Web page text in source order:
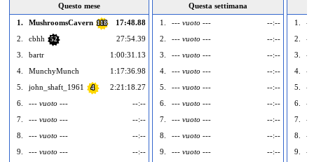
Questo mese
1.
MushroomsCavern 118
17:48.88
2.
cbhh 52
27:54.39
3.
bartr
1:00:31.13
4.
MunchyMunch
1:17:36.98
5.
john_shaft_1961 4
2:21:18.27
6.
--- vuoto ---
--:--
7.
--- vuoto ---
--:--
8.
--- vuoto ---
--:--
9.
--- vuoto ---
--:--
Questa settimana
1.
--- vuoto ---
--:--
2.
--- vuoto ---
--:--
3.
--- vuoto ---
--:--
4.
--- vuoto ---
--:--
5.
--- vuoto ---
--:--
6.
--- vuoto ---
--:--
7.
--- vuoto ---
--:--
8.
--- vuoto ---
--:--
9.
--- vuoto ---
--:--
1.
2.
3.
4.
5.
6.
7.
8.
9.